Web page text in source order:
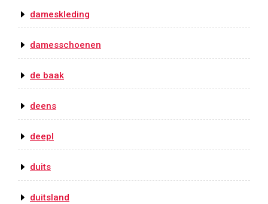
dameskleding
damesschoenen
de baak
deens
deepl
duits
duitsland